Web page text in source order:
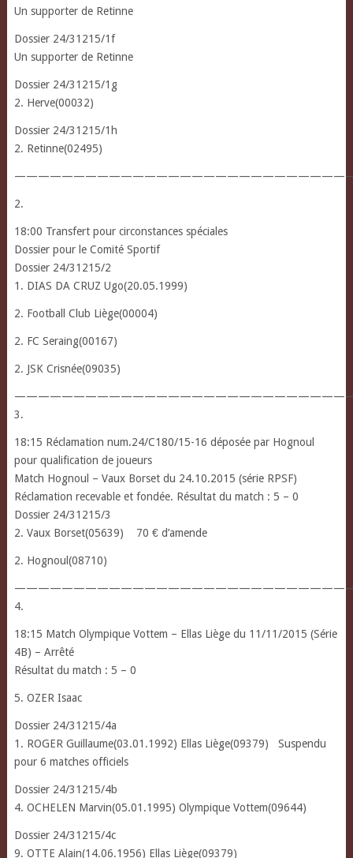
Un supporter de Retinne
Dossier 24/31215/1f
Un supporter de Retinne
Dossier 24/31215/1g
2. Herve(00032)
Dossier 24/31215/1h
2. Retinne(02495)
2.
18:00 Transfert pour circonstances spéciales
Dossier pour le Comité Sportif
Dossier 24/31215/2
1. DIAS DA CRUZ Ugo(20.05.1999)
2. Football Club Liège(00004)
2. FC Seraing(00167)
2. JSK Crisnée(09035)
3.
18:15 Réclamation num.24/C180/15-16 déposée par Hognoul
pour qualification de joueurs
Match Hognoul – Vaux Borset du 24.10.2015 (série RPSF)
Réclamation recevable et fondée. Résultat du match : 5 – 0
Dossier 24/31215/3
2. Vaux Borset(05639) 70 € d’amende
2. Hognoul(08710)
4.
18:15 Match Olympique Vottem – Ellas Liège du 11/11/2015 (Série
4B) – Arrêté
Résultat du match : 5 – 0
5. OZER Isaac
Dossier 24/31215/4a
1. ROGER Guillaume(03.01.1992) Ellas Liège(09379) Suspendu
pour 6 matches officiels
Dossier 24/31215/4b
4. OCHELEN Marvin(05.01.1995) Olympique Vottem(09644)
Dossier 24/31215/4c
9. OTTE Alain(14.06.1956) Ellas Liège(09379)